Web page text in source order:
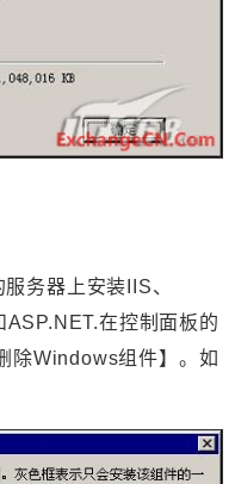
务器上安装IIS、
在控制面板的
除Windows组件】。如